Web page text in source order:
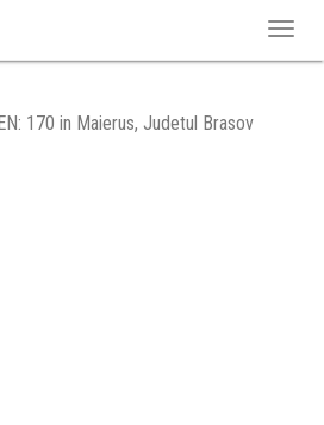
170 in Maierus, Judetul Brasov